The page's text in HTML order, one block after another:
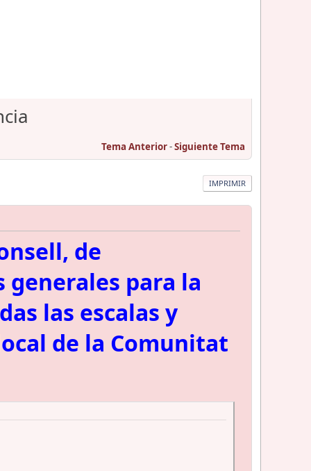
Tema Anterior-Siguiente Tema
IMPRIMIR
de
para la
las escalas y
de la Comunitat